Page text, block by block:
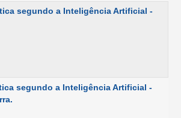
segundo a Inteligência Artificial -
segundo a Inteligência Artificial -